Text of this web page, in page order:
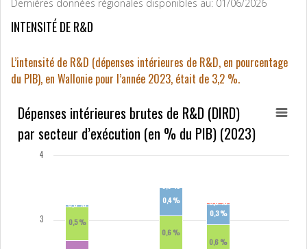
Dernières données régionales disponibles au: 01/06/2026
INTENSITÉ DE R&D
L’intensité de R&D (dépenses intérieures de R&D, en pourcentage
du PIB), en Wallonie pour l’année 2023, était de 3,2 %.
0,0 %
0,0 %
0,4 %
0,3 %
0,5 %
0,6 %
0,6 %
3
4
Dépenses intérieures brutes de R&D (DIRD)
par secteur d’exécution (en % du PIB) (2023)